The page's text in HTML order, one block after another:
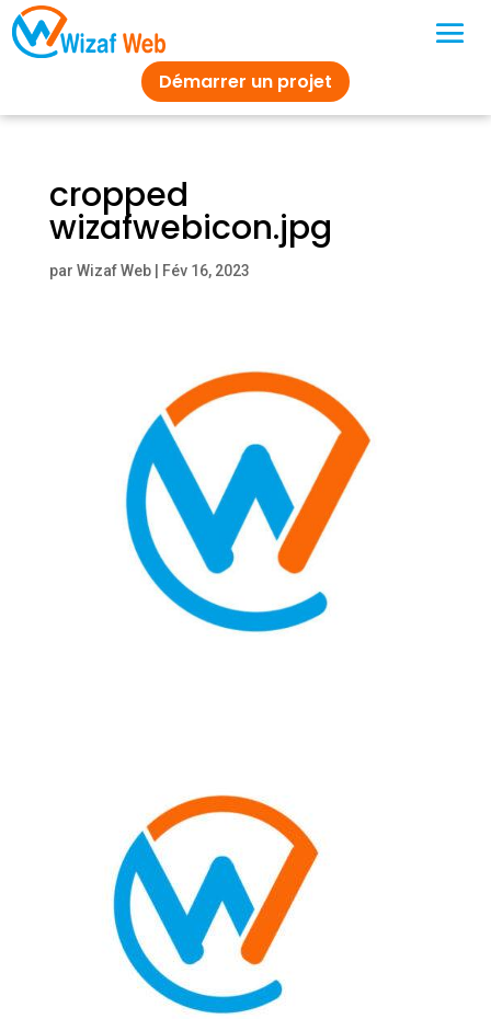
Démarrer un projet
cropped
wizafwebicon.jpg
par Wizaf Web| Fév 16, 2023